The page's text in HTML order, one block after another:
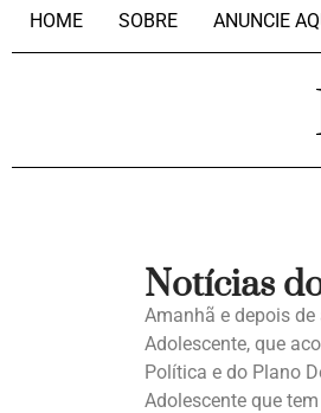
HOME SOBRE ANUNCIE
Notícias
Amanhã e depois
Adolescente, que
Política e do Plano
Adolescente que